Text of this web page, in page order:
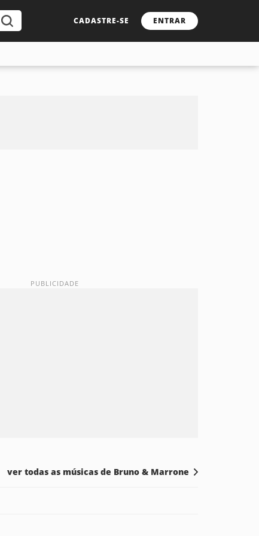
CADASTRE-SE ENTRAR
ver todas as músicas de Bruno & Marrone